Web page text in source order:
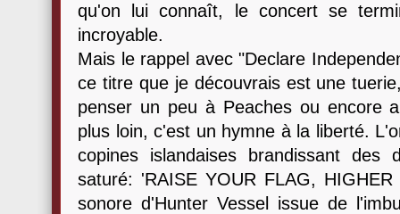
qu'on lui connaît, le concert se
incroyable.
Mais le rappel avec "Declare
ce titre que je découvrais est une
penser un peu à Peaches ou encore
plus loin, c'est un hymne à la liberté.
copines islandaises brandissant
saturé: 'RAISE YOUR FLAG,
sonore d'Hunter Vessel issue de